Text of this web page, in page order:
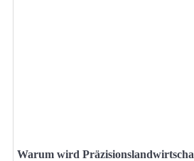
Warum wird